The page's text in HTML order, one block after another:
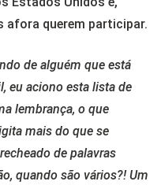
afora querem participar.
de alguém que está
eu aciono esta lista de
lembrança, o que
mais do que se
de palavras
quando são vários?! Um